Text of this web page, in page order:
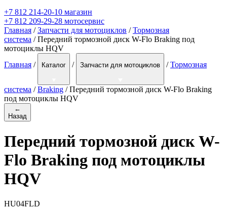
+7 812 214-20-10 магазин
+7 812 209-29-28 мотосервис
Главная /Запчасти для мотоциклов /Тормозная
система / Передний тормозной диск W-Flo Braking под
мотоциклы HQV
Главная / Каталог / Запчасти для мотоциклов / Тормозная
система / Braking / Передний тормозной диск W-Flo Braking
под мотоциклы HQV
←
Назад
Передний тормозной диск W-
Flo Braking под мотоциклы
HQV
HU04FLD